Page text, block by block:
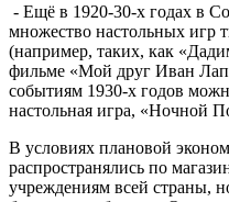
- Ещё в 1920-30-х годах в
множество настольных игр
(например, таких, как
фильме «Мой друг Иван
событиям 1930-х годов
настольная игра, «Ночной
В условиях плановой
распространялись по
учреждениям всей страны,